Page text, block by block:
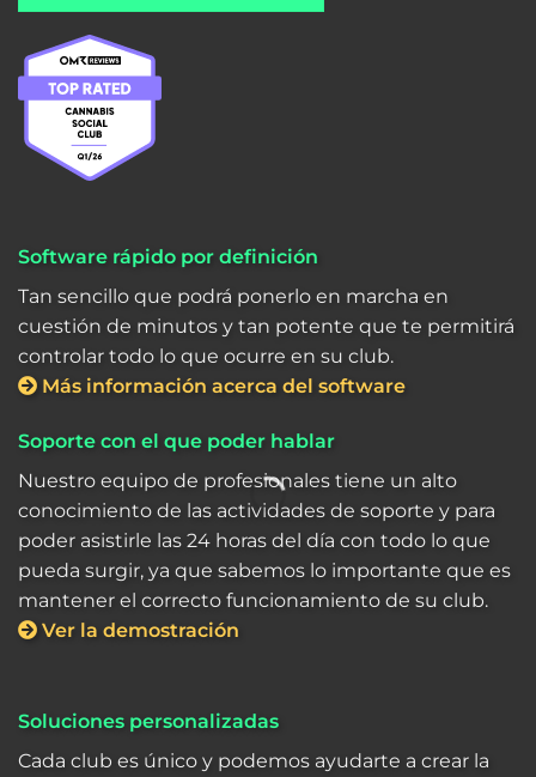
Software rápido por definición
Tan sencillo que podrá ponerlo en marcha en
cuestión de minutos y tan potente que te permitirá
controlar todo lo que ocurre en su club.
Más información acerca del software
Soporte con el que poder hablar
Nuestro equipo de profesionales tiene un alto
conocimiento de las actividades de soporte y para
poder asistirle las 24 horas del día con todo lo que
pueda surgir, ya que sabemos lo importante que es
mantener el correcto funcionamiento de su club.
Ver la demostración
Soluciones personalizadas
Cada club es único y podemos ayudarte a crear la